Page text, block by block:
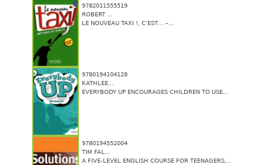
9782011555519
ROBERT ...
LE NOUVEAU TAXI !, C’EST… –...
9780194104128
KATHLEE...
EVERYBODY UP ENCOURAGES CHILDREN TO USE...
9780194552004
TIM FAL...
A FIVE-LEVEL ENGLISH COURSE FOR TEENAGERS,...